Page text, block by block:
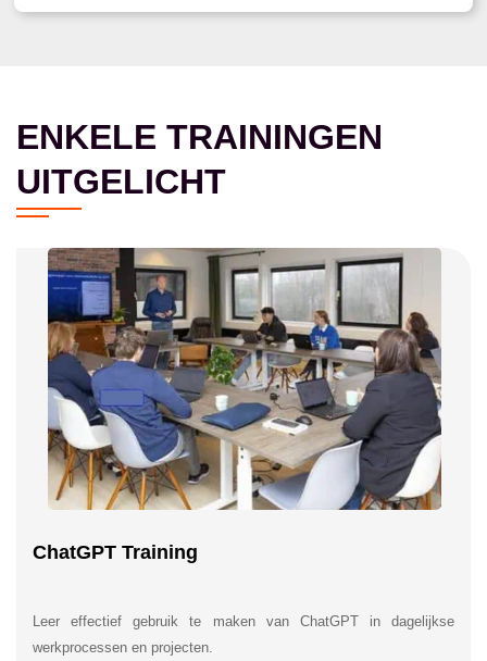
ENKELE TRAININGEN
UITGELICHT
ChatGPT Training
Leer effectief gebruik te maken van ChatGPT in dagelijkse
werkprocessen en projecten.